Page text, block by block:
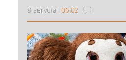
8 августа 06:02